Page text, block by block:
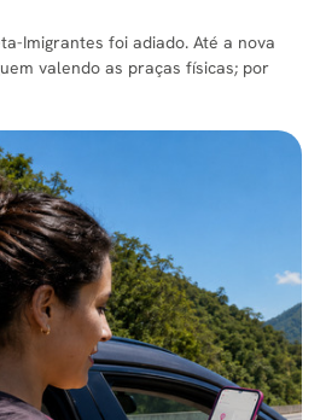
Imigrantes foi adiado. Até a nova
valendo as praças físicas; por